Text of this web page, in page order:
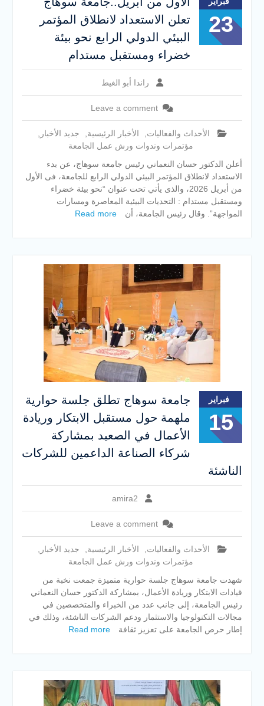
23
تعلن الاستعداد لانطلاق المؤتمر
البيئي الدولي الرابع نحو بيئة
خضراء ومستقبل مستدام
راندا أبو الغيط
Leave a comment
الأحداث والفعاليات الأخبار الرئيسية جديد الأخبار
مؤتمرات وندوات ورش عمل الجامعة
أعلن الدكتور حسان النعماني رئيس جامعة سوهاج، عن بدء
الاستعداد لانطلاق المؤتمر البيئي الدولي الرابع للجامعة، فى الأول
من أبريل 2026، والذى يأتي تحت عنوان “نحو بيئة خضراء
ومستقبل مستدام : التحديات البيئية المعاصرة ومسارات
المواجهة”. وقال رئيس الجامعة، أن
Read more
فبراير
15
جامعة سوهاج تطلق جلسة حوارية
ملهمة حول مستقبل الابتكار وريادة
الأعمال في الصعيد بمشاركة
شركاء الصناعة الداعمين للشركات
الناشئة
amira2
Leave a comment
الأحداث والفعاليات الأخبار الرئيسية جديد الأخبار
مؤتمرات وندوات ورش عمل الجامعة
شهدت جامعة سوهاج جلسة حوارية متميزة جمعت نخبة من
قيادات الابتكار وريادة الأعمال، بمشاركة الدكتور حسان النعماني
رئيس الجامعة، إلى جانب عدد من الخبراء والمتخصصين في
مجالات التكنولوجيا والاستثمار ودعم الشركات الناشئة، وذلك في
إطار حرص الجامعة على تعزيز ثقافة
Read more